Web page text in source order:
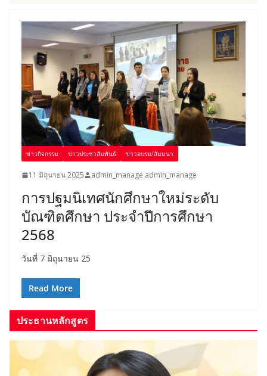
ข่าวกิจกรรม ข่าวประชาสัมพันธ์ ข่าวอบรม/สัมมนา
11 มิถุนายน 2025 admin_manage admin_manage
การปฐมนิเทศนักศึกษาใหม่ระดับ
บัณฑิตศึกษา ประจำปีการศึกษา
2568
วันที่ 7 มิถุนายน 25
Read More
ประธานหลักสูตร